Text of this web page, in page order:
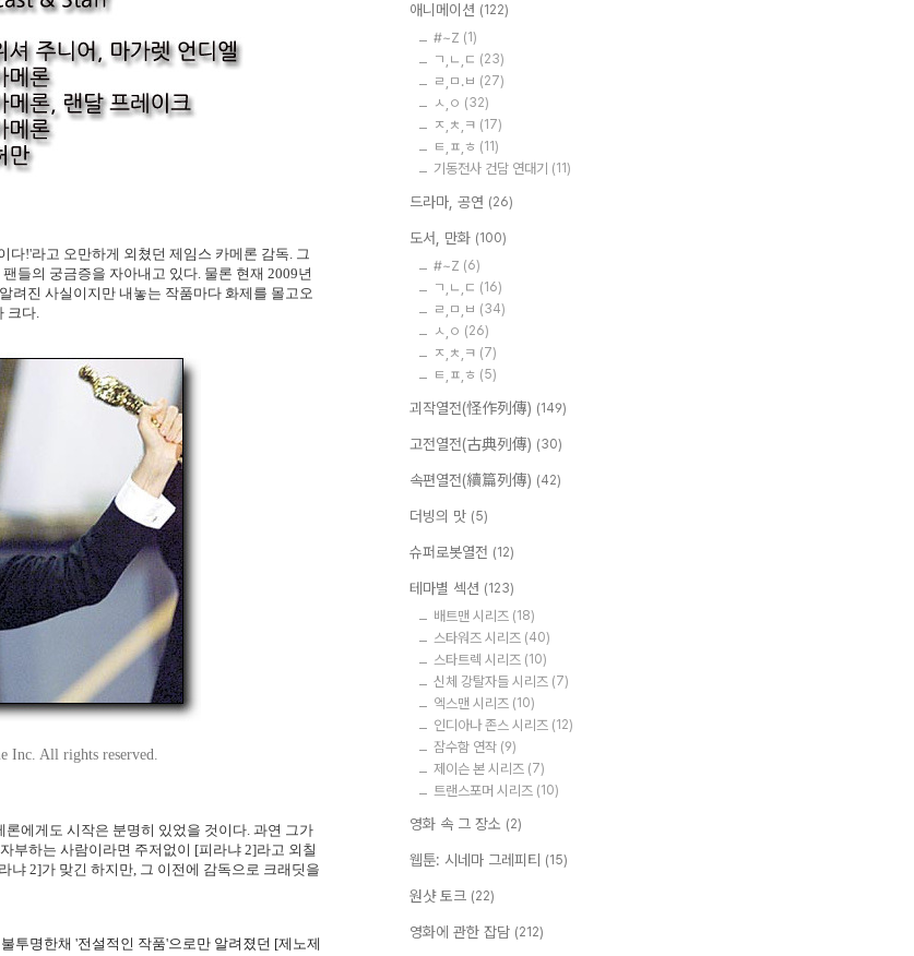
다!'라고 오만하게 외쳤던 제임스 카메론 감독. 그
들의 궁금증을 자아내고 있다. 물론 현재 2009년
려진 사실이지만 내놓는 작품마다 화제를 몰고오
크다.
Inc. All rights reserved.
에게도 시작은 분명히 있었을 것이다. 과연 그가
부하는 사람이라면 주저없이 [피라냐 2]라고 외칠
냐 2]가 맞긴 하지만, 그 이전에 감독으로 크래딧을
투명한채 '전설적인 작품'으로만 알려졌던 [제노제
애니메이션 (122)
#~Z (1)
ㄱ,ㄴ,ㄷ (23)
ㄹ,ㅁ.ㅂ (27)
ㅅ,ㅇ (32)
ㅈ,ㅊ,ㅋ (17)
ㅌ,ㅍ,ㅎ (11)
기동전사 건담 연대기 (11)
드라마, 공연 (26)
도서, 만화 (100)
#~Z (6)
ㄱ,ㄴ,ㄷ (16)
ㄹ,ㅁ,ㅂ (34)
ㅅ,ㅇ (26)
ㅈ,ㅊ,ㅋ (7)
ㅌ,ㅍ,ㅎ (5)
괴작열전(怪作列傳) (149)
고전열전(古典列傳) (30)
속편열전(續篇列傳) (42)
더빙의 맛 (5)
슈퍼로봇열전 (12)
테마별 섹션 (123)
배트맨 시리즈 (18)
스타워즈 시리즈 (40)
스타트렉 시리즈 (10)
신체 강탈자들 시리즈 (7)
엑스맨 시리즈 (10)
인디아나 존스 시리즈 (12)
잠수함 연작 (9)
제이슨 본 시리즈 (7)
트랜스포머 시리즈 (10)
영화 속 그 장소 (2)
웹툰: 시네마 그레피티 (15)
원샷 토크 (22)
영화에 관한 잡담 (212)